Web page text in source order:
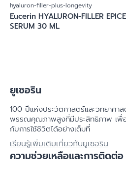
hyaluron-filler-plus-longevity
Eucerin HYALURON-FILLER
SERUM 30 ML
ยูเซอริน
100 ปีแห่งประวัติศาสตร์​และวิทยาศา
พรรณคุณภาพสูงที่มีประสิทธิภาพ เพื่
กับการใช้ชิวิตได้อย่างเต็มที่
เรียนรู้เพิ่มเติมเกี่ยวกับยูเซอริน
ความช่วยเหลือและการติดต่อ